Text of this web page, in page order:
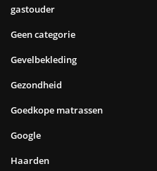
gastouder
Geen categorie
Gevelbekleding
Gezondheid
Goedkope matrassen
Google
Haarden